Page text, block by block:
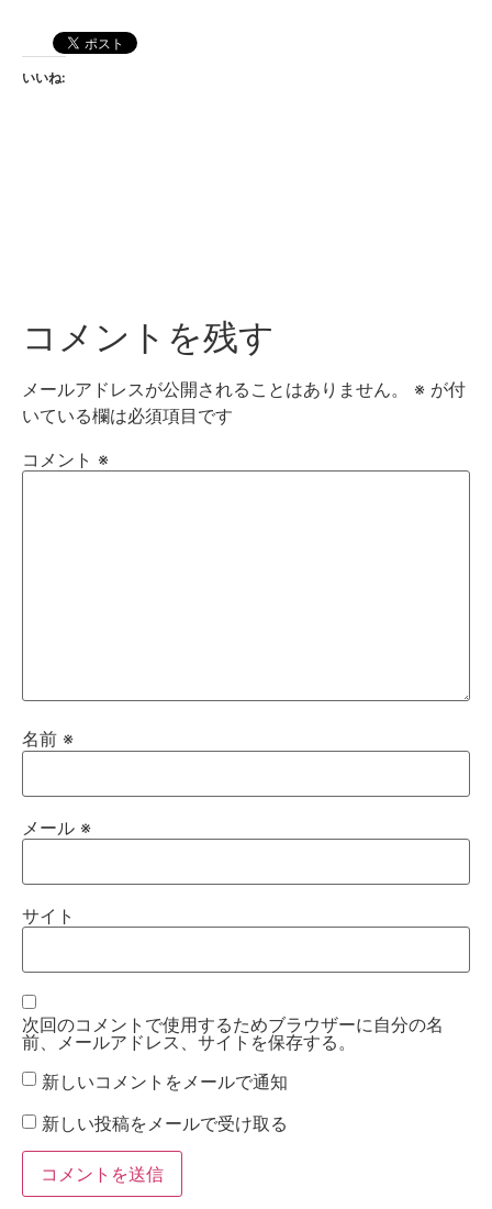
いいね:
コメントを残す
メールアドレスが公開されることはありません。 ※ が付
いている欄は必須項目です
コメント ※
名前 ※
メール ※
サイト
次回のコメントで使用するためブラウザーに自分の名
前、メールアドレス、サイトを保存する。
新しいコメントをメールで通知
新しい投稿をメールで受け取る